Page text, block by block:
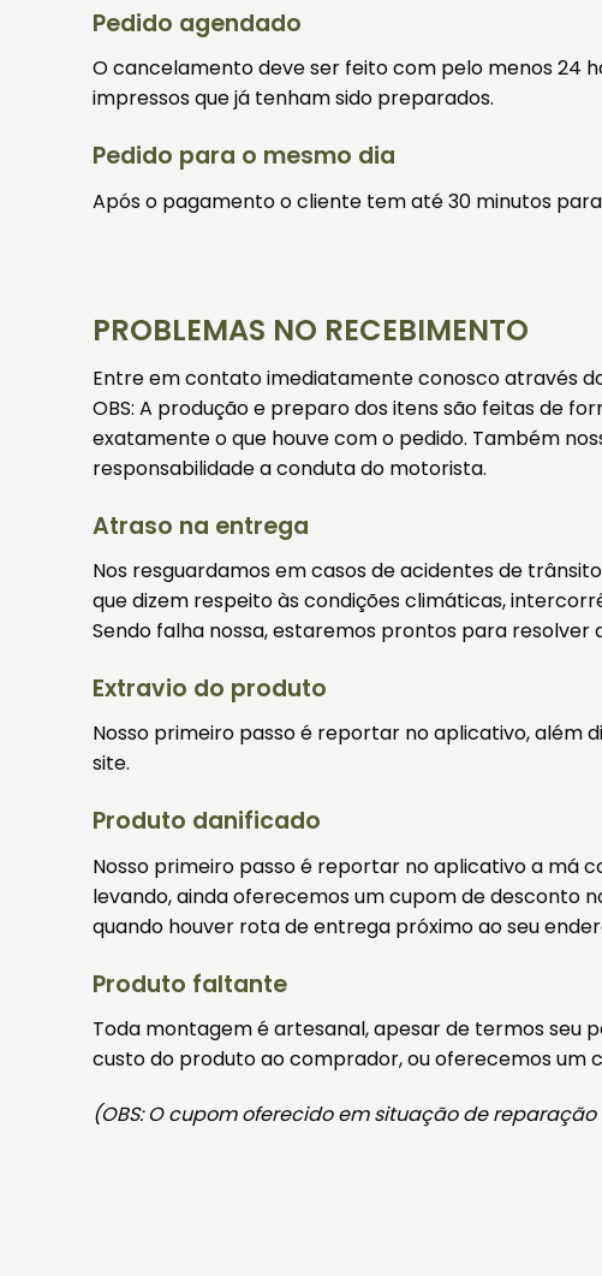
Pedido agendado
O cancelamento deve ser feito com pelo menos 24
impressos que já tenham sido preparados.
Pedido para o mesmo dia
Após o pagamento o cliente tem até 30 minutos
PROBLEMAS NO RECEBIMENTO
Entre em contato imediatamente conosco através do
OBS: A produção e preparo dos itens são feitas de
exatamente o que houve com o pedido. Também
responsabilidade a conduta do motorista.
Atraso na entrega
Nos resguardamos em casos de acidentes de
que dizem respeito às condições climáticas,
Sendo falha nossa, estaremos prontos para resolver
Extravio do produto
Nosso primeiro passo é reportar no aplicativo, além
site.
Produto danificado
Nosso primeiro passo é reportar no aplicativo a má
levando, ainda oferecemos um cupom de desconto
quando houver rota de entrega próximo ao seu
Produto faltante
Toda montagem é artesanal, apesar de termos seu
custo do produto ao comprador, ou oferecemos um
(OBS: O cupom oferecido em situação de